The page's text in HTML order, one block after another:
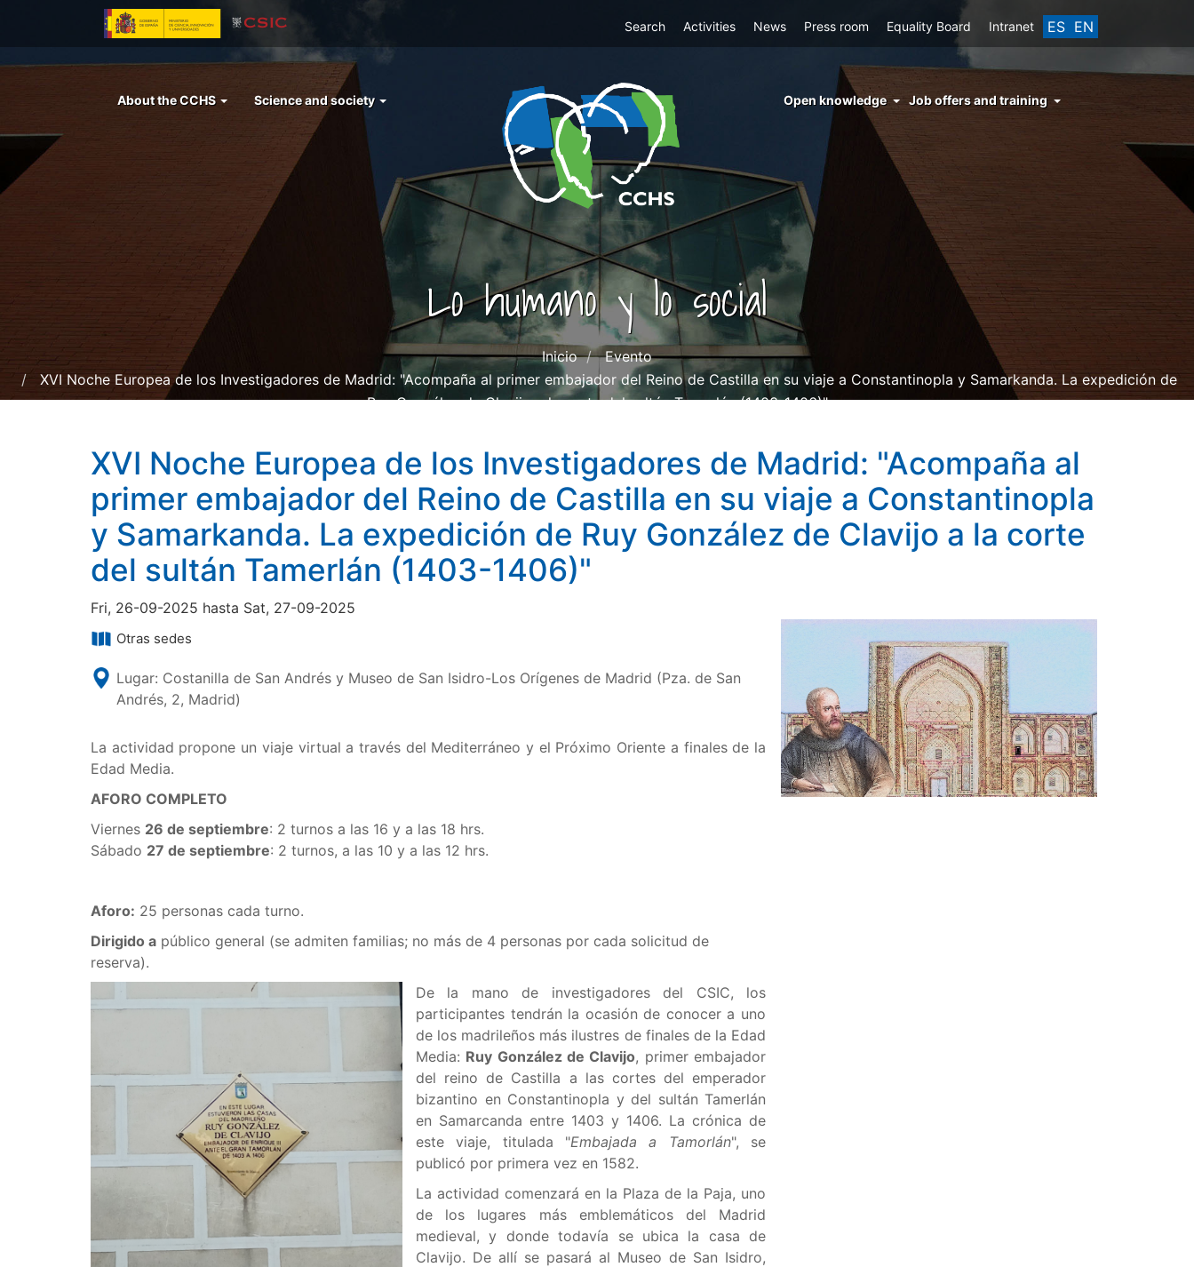
ES EN
Top
Search Activities News Press room Equality Board Intranet
Menu
About the CCHS Science and society
menu
conocimiento
abierto
Open knowledge Job offers and training
Lo humano y lo social
Inicio
Evento
XVI Noche Europea de los Investigadores de Madrid: "Acompaña al primer embajador del Reino de Castilla en su viaje a Constantinopla y Samarkanda. La expedición de
Ruy González de Clavijo a la corte del sultán Tamerlán (1403-1406)"
XVI Noche Europea de los Investigadores de Madrid: "Acompaña al
primer embajador del Reino de Castilla en su viaje a Constantinopla
y Samarkanda. La expedición de Ruy González de Clavijo a la corte
del sultán Tamerlán (1403-1406)"
Fri, 26-09-2025 hasta Sat, 27-09-2025
Otras sedes
Lugar: Costanilla de San Andrés y Museo de San Isidro-Los Orígenes de Madrid (Pza. de San
Andrés, 2, Madrid)
La actividad propone un viaje virtual a través del Mediterráneo y el Próximo Oriente a finales de la
Edad Media.
AFORO COMPLETO
Viernes 26 de septiembre: 2 turnos a las 16 y a las 18 hrs.
Sábado 27 de septiembre: 2 turnos, a las 10 y a las 12 hrs.
Aforo: 25 personas cada turno.
Dirigido a público general (se admiten familias; no más de 4 personas por cada solicitud de
reserva).
De la mano de investigadores del CSIC, los
participantes tendrán la ocasión de conocer a uno
de los madrileños más ilustres de finales de la Edad
Media: Ruy González de Clavijo, primer embajador
del reino de Castilla a las cortes del emperador
bizantino en Constantinopla y del sultán Tamerlán
en Samarcanda entre 1403 y 1406. La crónica de
este viaje, titulada "Embajada a Tamorlán", se
publicó por primera vez en 1582.
La actividad comenzará en la Plaza de la Paja, uno
de los lugares más emblemáticos del Madrid
medieval, y donde todavía se ubica la casa de
Clavijo. De allí se pasará al Museo de San Isidro,